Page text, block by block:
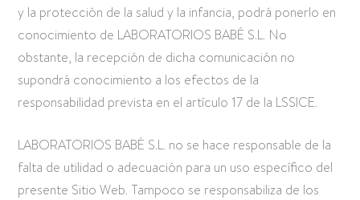
y la protección de la salud y la infancia, podrá ponerlo en
conocimiento de LABORATORIOS BABÉ S.L. No
obstante, la recepción de dicha comunicación no
supondrá conocimiento a los efectos de la
responsabilidad prevista en el artículo 17 de la LSSICE.
LABORATORIOS BABÉ S.L. no se hace responsable de la
falta de utilidad o adecuación para un uso específico del
presente Sitio Web. Tampoco se responsabiliza de los